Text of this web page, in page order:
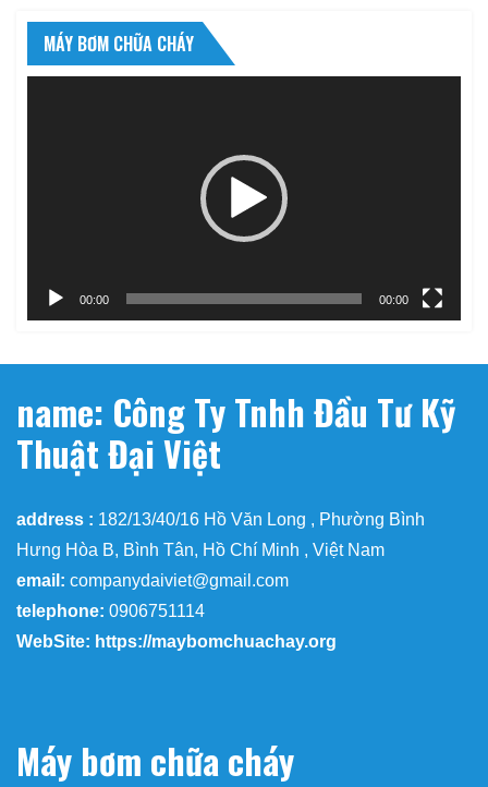
MÁY BƠM CHỮA CHÁY
00:00 00:00
name: Công Ty Tnhh Đầu Tư Kỹ
Thuật Đại Việt
address : 182/13/40/16 Hồ Văn Long , Phường Bình
Hưng Hòa B, Bình Tân, Hồ Chí Minh , Việt Nam
email: companydaiviet@gmail.com
telephone: 0906751114
WebSite: https://maybomchuachay.org
Máy bơm chữa cháy